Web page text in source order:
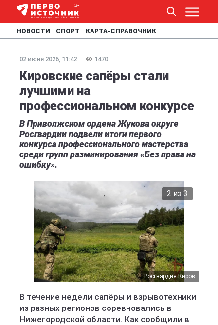
НОВОСТИ СПОРТ КАРТА-СПРАВОЧНИК
02 июня 2026, 11:42 1470
Кировские сапёры стали
лучшими на
профессиональном конкурсе
В Приволжском ордена Жукова округе
Росгвардии подвели итоги первого
конкурса профессионального мастерства
среди групп разминирования «Без права на
ошибку».
2 из 3
Росгвардия Киров
Росгвардия Киров
Росгвардия Киров
В течение недели сапёры и взрывотехники
из разных регионов соревновались в
Нижегородской области. Как сообщили в